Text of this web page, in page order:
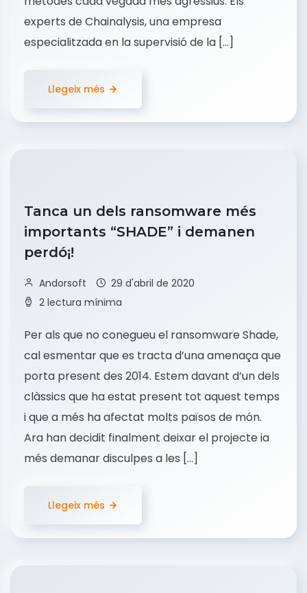
experts de Chainalysis, una empresa
especialitzada en la supervisió de la […]
Llegeix més
Tanca un dels ransomware més
importants “SHADE” i demanen
perdó¡!
Andorsoft
29 d'abril de 2020
2 lectura mínima
Per als que no conegueu el ransomware Shade,
cal esmentar que es tracta d’una amenaça que
porta present des 2014. Estem davant d’un dels
clàssics que ha estat present tot aquest temps
i que a més ha afectat molts països de món.
Ara han decidit finalment deixar el projecte ia
més demanar disculpes a les […]
Llegeix més